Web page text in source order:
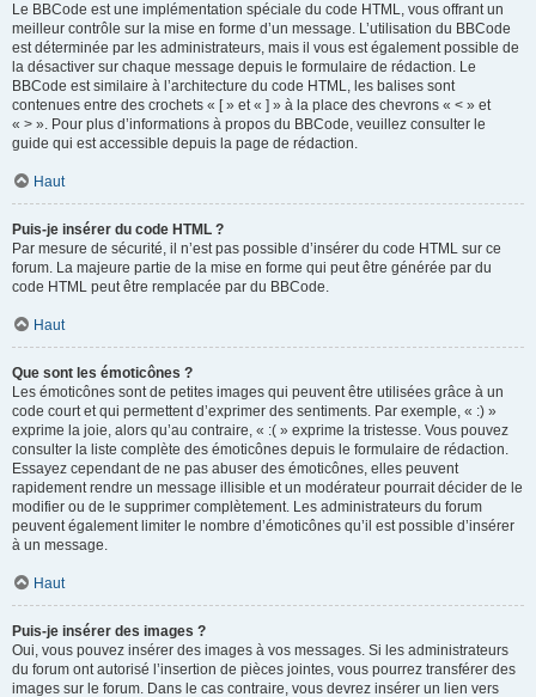
Le BBCode est une implémentation spéciale du code HTML, vous offrant un
meilleur contrôle sur la mise en forme d’un message. L’utilisation du BBCode
est déterminée par les administrateurs, mais il vous est également possible de
la désactiver sur chaque message depuis le formulaire de rédaction. Le
BBCode est similaire à l’architecture du code HTML, les balises sont
contenues entre des crochets « [ » et « ] » à la place des chevrons « < » et
« > ». Pour plus d’informations à propos du BBCode, veuillez consulter le
guide qui est accessible depuis la page de rédaction.
Haut
Puis-je insérer du code HTML ?
Par mesure de sécurité, il n’est pas possible d’insérer du code HTML sur ce
forum. La majeure partie de la mise en forme qui peut être générée par du
code HTML peut être remplacée par du BBCode.
Haut
Que sont les émoticônes ?
Les émoticônes sont de petites images qui peuvent être utilisées grâce à un
code court et qui permettent d’exprimer des sentiments. Par exemple, « :) »
exprime la joie, alors qu’au contraire, « :( » exprime la tristesse. Vous pouvez
consulter la liste complète des émoticônes depuis le formulaire de rédaction.
Essayez cependant de ne pas abuser des émoticônes, elles peuvent
rapidement rendre un message illisible et un modérateur pourrait décider de le
modifier ou de le supprimer complètement. Les administrateurs du forum
peuvent également limiter le nombre d’émoticônes qu’il est possible d’insérer
à un message.
Haut
Puis-je insérer des images ?
Oui, vous pouvez insérer des images à vos messages. Si les administrateurs
du forum ont autorisé l’insertion de pièces jointes, vous pourrez transférer des
images sur le forum. Dans le cas contraire, vous devrez insérer un lien vers